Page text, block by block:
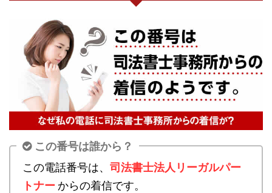
この番号は誰から？
この電話番号は、 司法書士法人リーガルパー
トナーからの着信です。